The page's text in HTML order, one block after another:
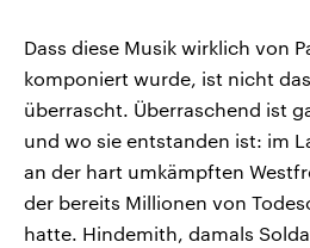
Dass diese Musik wirklich von
komponiert wurde, ist nicht
überrascht. Überraschend ist
und wo sie entstanden ist: im
an der hart umkämpften
der bereits Millionen von
hatte. Hindemith, damals